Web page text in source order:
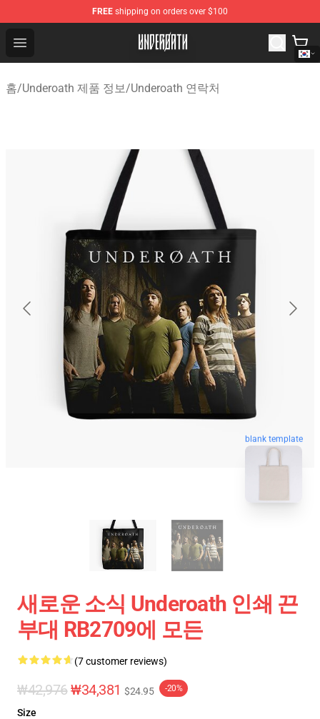
FREE shipping on orders over $100
Open menu
Underoath Store - Official Underoath Merchandise Shop
홈/Underoath 제품 정보/Underoath 연락처
blank template
새로운 소식 Underoath 인쇄 끈
부대 RB2709에 모든
(7 customer reviews)
₩42,976₩34,381 $24.95 -20%
Size